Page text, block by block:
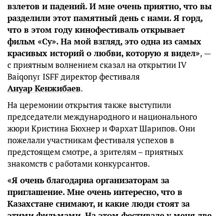
взлетов и падений. И мне очень приятно, что вы
разделили этот памятный день с нами. Я горд,
что в этом году кинофестиваль открывает
фильм «Су». На мой взгляд, это одна из самых
красивых историй о любви, которую я видел», —
с приятным волнением сказал на открытии IV
Baiqonyr ISFF директор фестиваля
Ануар Кенжибаев.
На церемонии открытия также выступили
председатели международного и национального
жюри Кристина Бюхнер и Фархат Шарипов. Они
пожелали участникам фестиваля успехов в
предстоящем смотре, а зрителям – приятных
знакомств с работами конкурсантов.
«Я очень благодарна организаторам за
приглашение. Мне очень интересно, что в
Казахстане снимают, и какие люди стоят за